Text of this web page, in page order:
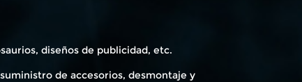
diseños de publicidad, etc.
de accesorios, desmontaje y